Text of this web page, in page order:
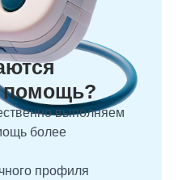
помощь?
выполняем
более
профиля